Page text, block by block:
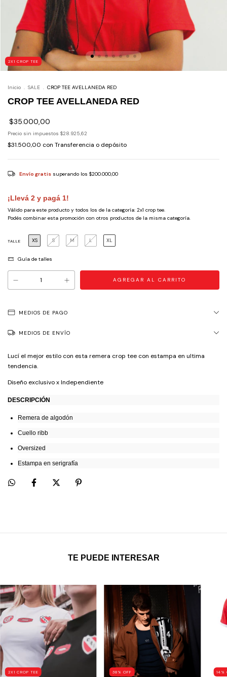
2X1 CROP TEE
Inicio . SALE . CROP TEE AVELLANEDA RED
CROP TEE AVELLANEDA RED
$35.000,00
Precio sin impuestos $28.925,62
$31.500,00 con Transferencia o depósito
Envío gratis superando los $200.000,00
¡Llevá 2 y pagá 1!
Válido para este producto y todos los de la categoría: 2x1 crop tee.
Podés combinar esta promoción con otros productos de la misma categoría.
TALLE XS S M L XL
Guía de talles
MEDIOS DE PAGO
MEDIOS DE ENVÍO
Lucí el mejor estilo con esta remera crop tee con estampa en ultima
tendencia.
Diseño exclusivo x Independiente
DESCRIPCIÓN
Remera de algodón
Cuello ribb
Oversized
Estampa en serigrafía
TE PUEDE INTERESAR
2X1 CROP TEE 38 % OFF 14 %